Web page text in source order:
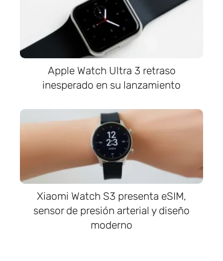
Apple Watch Ultra 3 retraso
inesperado en su lanzamiento
Xiaomi Watch S3 presenta eSIM,
sensor de presión arterial y diseño
moderno